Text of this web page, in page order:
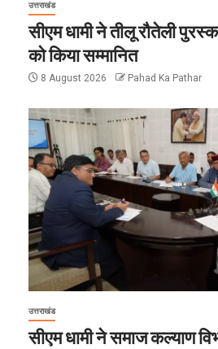
उत्तराखंड
सीएम धामी ने तीलू रौतेली
को किया सम्मानित
8 August 2026 Pahad Ka Pathar
उत्तराखंड
सीएम धामी ने समाज कल्याण